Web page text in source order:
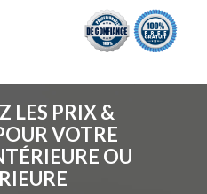
LES PRIX &
VOTRE
OU